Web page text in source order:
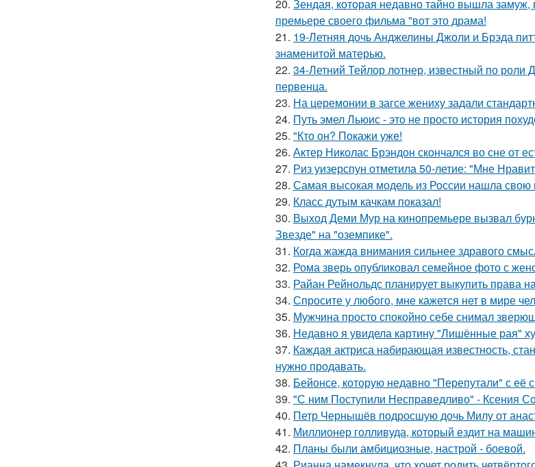
20. Зендая, которая недавно тайно вышла
премьере своего фильма "вот это драма!
21. 19-Летняя дочь Анджелины Джоли и Брэда
знаменитой матерью.
22. 34-Летний Тейлор лотнер, известный по роли
первенца.
23. На церемонии в загсе жениху задали
24. Путь эмел Льюис - это не просто история
25. "Кто он? Покажи уже!
26. Актер Николас Брэндон скончался во сне от
27. Риз уизерспун отметила 50-летие: "Мне
28. Самая высокая модель из России нашла свою
29. Класс дутым качкам показал!
30. Выход Деми Мур на кинопремьере вызвал
Звезде" на "оземпике".
31. Когда жажда внимания сильнее здравого
32. Рома зверь опубликовал семейное фото с
33. Райан Рейнольдс планирует выкупить права
34. Спросите у любого, мне кажется нет в мире
35. Мужчина просто спокойно себе снимал
36. Недавно я увидела картину "Лишённые рая"
37. Каждая актриса набирающая известность,
нужно продавать.
38. Бейонсе, которую недавно "Перепутали" с её
39. "С ним Поступили Несправедливо" - Ксения
40. Петр Чернышёв подросшую дочь Милу от
41. Миллионер голливуда, который ездит на
42. Планы были амбициозные, настрой - боевой.